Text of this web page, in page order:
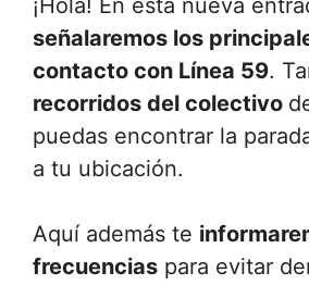
¡Hola! En esta nueva
señalaremos los
contacto con Línea 59.
recorridos del colectivo
puedas encontrar la
a tu ubicación.
Aquí además te
frecuencias para evitar